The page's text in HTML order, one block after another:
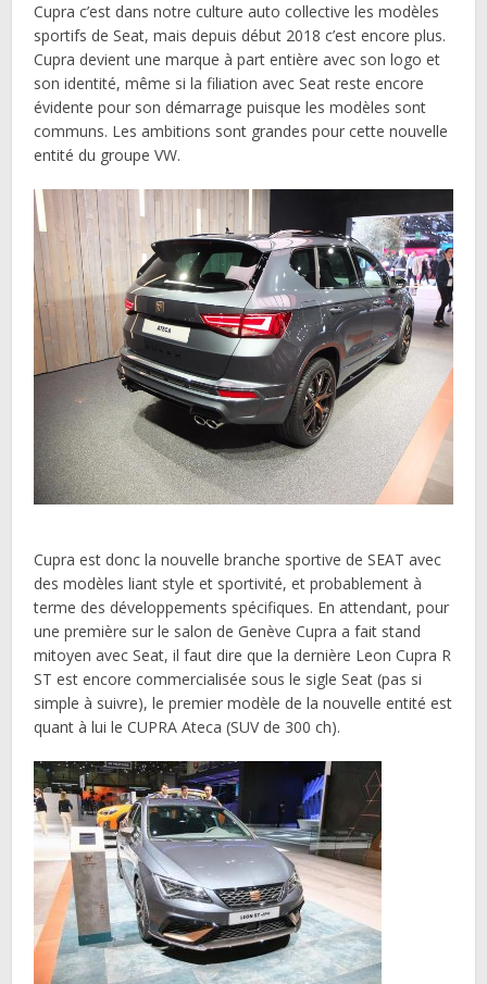
Cupra c’est dans notre culture auto collective les modèles
sportifs de Seat, mais depuis début 2018 c’est encore plus.
Cupra devient une marque à part entière avec son logo et
son identité, même si la filiation avec Seat reste encore
évidente pour son démarrage puisque les modèles sont
communs. Les ambitions sont grandes pour cette nouvelle
entité du groupe VW.
Cupra est donc la nouvelle branche sportive de SEAT avec
des modèles liant style et sportivité, et probablement à
terme des développements spécifiques. En attendant, pour
une première sur le salon de Genève Cupra a fait stand
mitoyen avec Seat, il faut dire que la dernière Leon Cupra R
ST est encore commercialisée sous le sigle Seat (pas si
simple à suivre), le premier modèle de la nouvelle entité est
quant à lui le CUPRA Ateca (SUV de 300 ch).